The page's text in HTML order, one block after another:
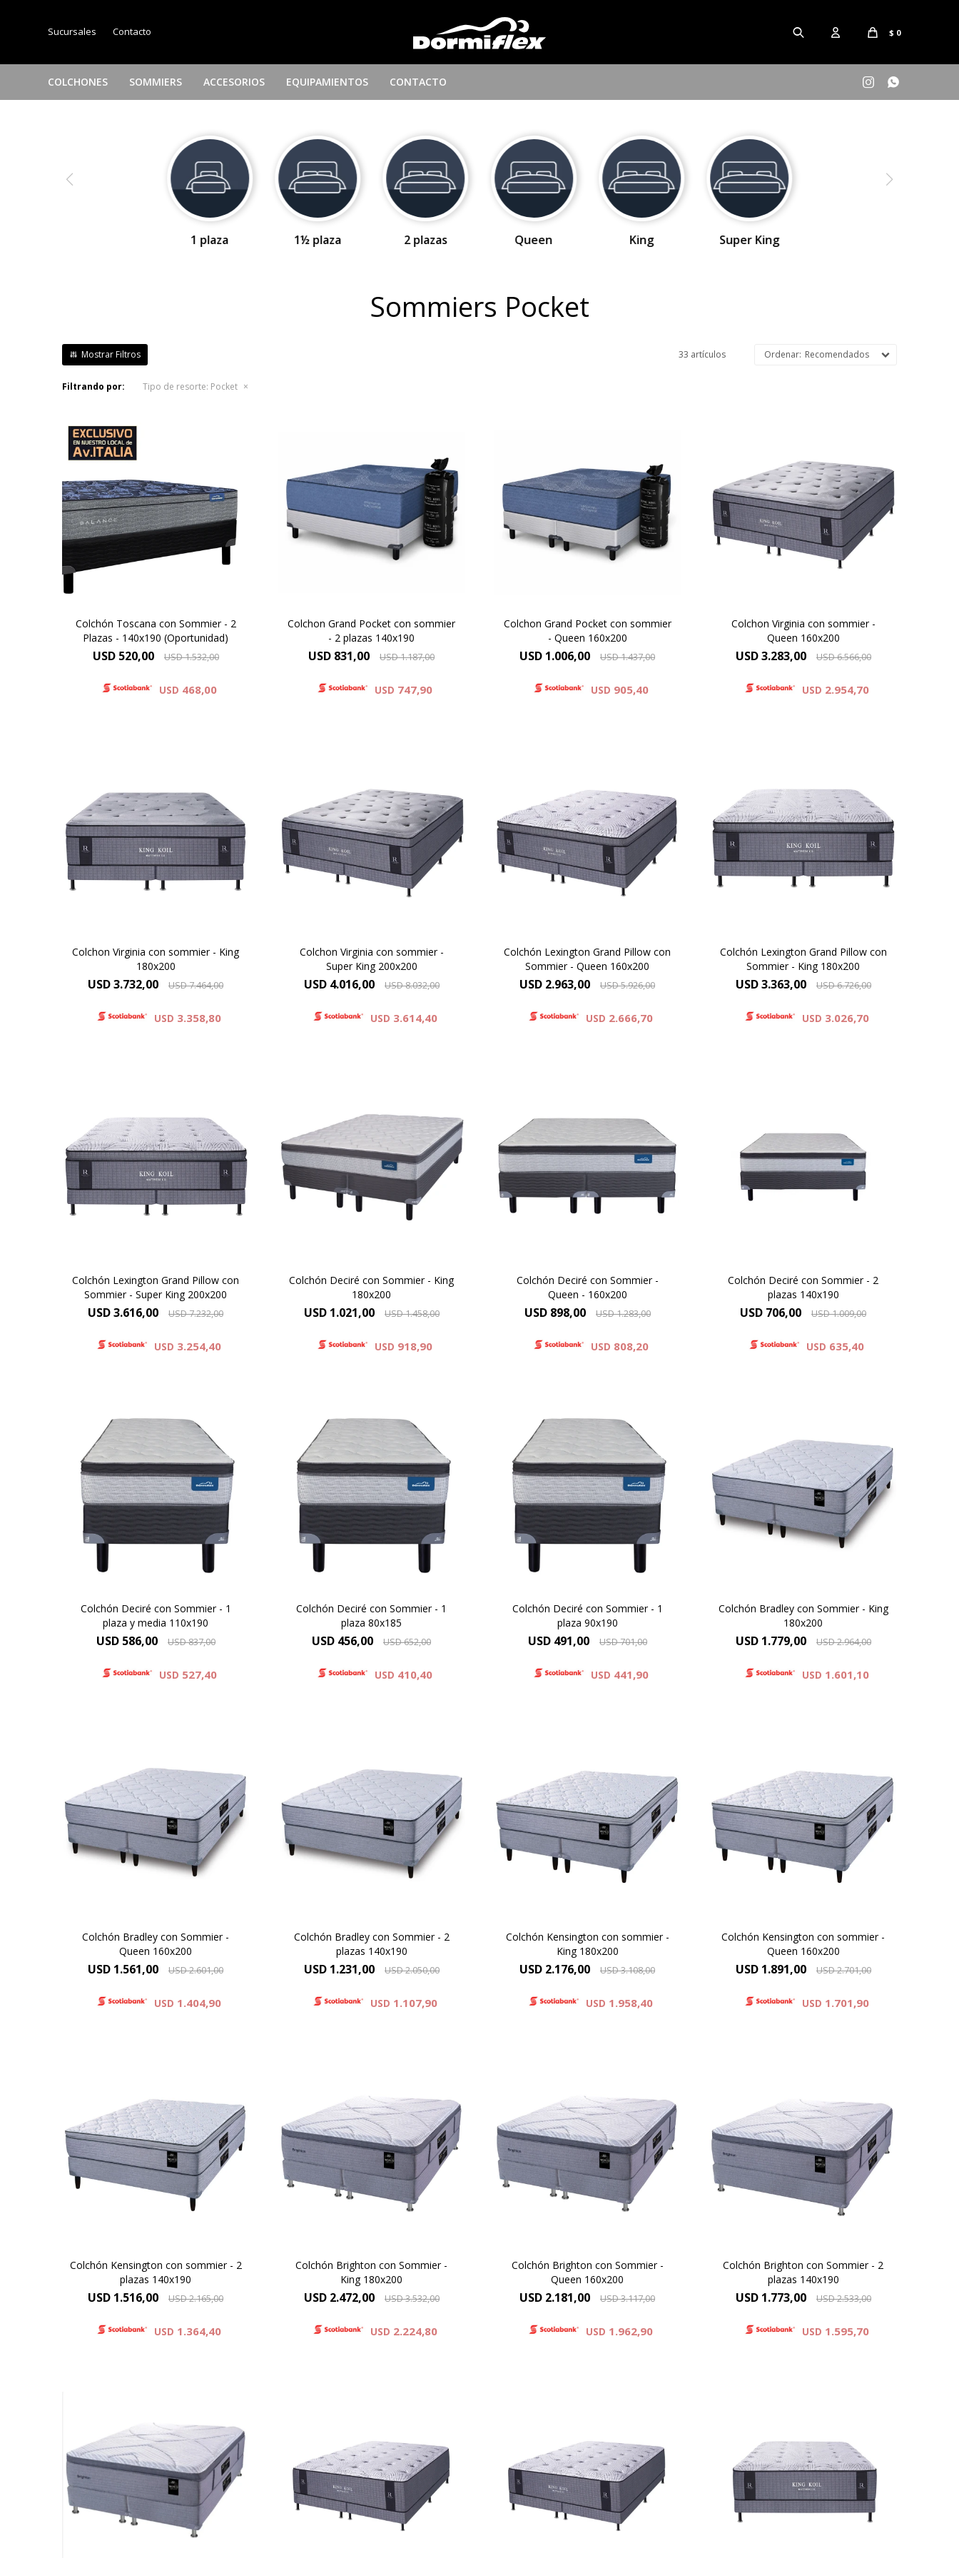
COLCHONES SOMMIERS ACCESORIOS EQUIPAMIENTOS CONTACTO
$ 0
 
Sucursales Contacto
1 plaza 1½ plaza 2 plazas Queen King Super King
Sommiers Pocket
33 artículos Recomendados
Filtrando por: Tipo de resorte: Pocket
Mayor firmeza y duración. Altura
de colchón 24 cm y 59cm la suma
del colchón y el sommier.
Europillow con capas extras de
relleno en la parte superior del
colchón y tejido Jackard que
aporta una suavidad adicional en
la superficie.
Colchón Toscana con Sommier - 2
Plazas - 140x190 (Oportunidad)
USD 520,00 USD1.532,00
USD 468,00
Un colchón de resortes Pocket
premium que llega compactado
en bolsa y entra donde otros no
entran.Lo movés sin esfuerzo. Lo
abrís. Se expande. Y aparece un
verdadero King Koil de 30 cm de
altura.
Colchon Grand Pocket con sommier
- 2 plazas 140x190
USD 831,00 USD1.187,00
USD 747,90
Un colchón de resortes Pocket
premium que llega compactado
en bolsa y entra donde otros no
entran.Lo movés sin esfuerzo. Lo
abrís. Se expande. Y aparece un
verdadero King Koil de 30 cm de
altura.
Colchon Grand Pocket con sommier
- Queen 160x200
USD 1.006,00 USD1.437,00
USD 905,40
de mayor altura y , redefine el
descanso. Su tejido de punto
proporciona una suavidad
inigualable, y su innovador pillow
top, conformado por espuma
viscoelástica , ofrece un
experiencia superior de confort.
40 cm de altura
Colchon Virginia con sommier -
Queen 160x200
USD3.283,00 USD6.566,00
USD 2.954,70
de mayor altura y , redefine el
descanso. Su tejido de punto
proporciona una suavidad
inigualable, y su innovador pillow
top, conformado por espuma
viscoelástica , ofrece un
experiencia superior de confort.
Colchon Virginia con sommier - King
180x200
USD3.732,00 USD7.464,00
USD 3.358,80
de mayor altura y , redefine el
descanso. Su tejido de punto
proporciona una suavidad
inigualable, y su innovador pillow
top, conformado por espuma
viscoelástica , ofrece un
experiencia superior de confort.
40 cm de altura
Colchon Virginia con sommier -
Super King 200x200
USD 4.016,00 USD8.032,00
USD 3.614,40
El colchón Lexington Grand
Pillow, redefine el descanso. Su
tejido de punto proporciona una
suavidad inigualable, y su
innovador pillow top, conformado
por espuma viscoelástica, ofrece
un experiencia superior de
confort. 37 cm de altura.
Colchón Lexington Grand Pillow con
Sommier - Queen 160x200
USD 2.963,00 USD5.926,00
USD 2.666,70
El colchón Lexington Grand
Pillow, redefine el descanso. Su
tejido de punto proporciona una
suavidad inigualable, y su
innovador pillow top, conformado
por espuma viscoelástica, ofrece
un experiencia superior de
confort. 37 cm de altura.
Colchón Lexington Grand Pillow con
Sommier - King 180x200
USD3.363,00 USD6.726,00
USD 3.026,70
El colchón Lexington Grand
Pillow, redefine el descanso. Su
tejido de punto proporciona una
suavidad inigualable, y su
innovador pillow top, conformado
por espuma viscoelástica, ofrece
un experiencia superior de
confort. 37 cm de altura.
Colchón Lexington Grand Pillow con
Sommier - Super King 200x200
USD3.616,00 USD7.232,00
USD 3.254,40
El Dormiflex Decire combina un
sistema de Resortes Pocket
independientes con espumas de
calidad premium para ofrecer un
descanso confortable, estable y
con un excelente nivel de
adaptación. Su diseño está
pensado para brindar un soporte
Colchón Deciré con Sommier - King
180x200
USD 1.021,00 USD1.458,00
USD 918,90
sistema de Resortes Pocket
independientes con espumas de
calidad premium para ofrecer un
descanso confortable, estable y
con un excelente nivel de
adaptación. Su diseño está
pensado para brindar un soporte
Colchón Deciré con Sommier -
Queen - 160x200
USD 898,00 USD1.283,00
USD 808,20
independientes con espumas de
calidad premium para ofrecer un
descanso confortable, estable y
con un excelente nivel de
adaptación. Su diseño está
Colchón Deciré con Sommier - 2
plazas 140x190
USD 706,00 USD1.009,00
USD 635,40
El Dormiflex Decire combina un
sistema de Resortes Pocket
independientes con espumas de
calidad premium para ofrecer un
descanso confortable, estable y
con un excelente nivel de
adaptación. Su diseño está
pensado para brindar un soporte
Colchón Deciré con Sommier - 1
plaza y media 110x190
USD 586,00 USD837,00
USD 527,40
El Dormiflex Decire combina un
sistema de Resortes Pocket
independientes con espumas de
calidad premium para ofrecer un
descanso confortable, estable y
con un excelente nivel de
adaptación. Su diseño está
pensado para brindar un soporte
Colchón Deciré con Sommier - 1
plaza 80x185
USD 456,00 USD652,00
USD 410,40
El Dormiflex Decire combina un
sistema de Resortes Pocket
independientes con espumas de
calidad premium para ofrecer un
descanso confortable, estable y
con un excelente nivel de
adaptación. Su diseño está
pensado para brindar un soporte
Colchón Deciré con Sommier - 1
plaza 90x190
USD 491,00 USD701,00
USD 441,90
Resortes individuales Pocket se
combinan con espumas de alta
densidad y una capa de espuma
sustentable Eco Zoned. Hard
Foam®. Comfort Grid.Altura de
colchón 25 cm y 62 cm la suma
del colchón y el sommier.
Colchón Bradley con Sommier - King
180x200
USD 1.779,00 USD2.964,00
USD 1.601,10
Resortes individuales Pocket se
combinan con espumas de alta
densidad y una capa de espuma
sustentable Eco Zoned. Hard
Foam®. Comfort Grid.Altura de
colchón 25 cm y 62 cm la suma
del colchón y el sommier.
Colchón Bradley con Sommier -
Queen 160x200
USD 1.561,00 USD2.601,00
USD 1.404,90
Resortes individuales Pocket se
combinan con espumas de alta
densidad y una capa de espuma
sustentable Eco Zoned. Hard
Foam®. Comfort Grid.Altura de
colchón 25 cm y 62 cm la suma
del colchón y el sommier.
Colchón Bradley con Sommier - 2
plazas 140x190
USD 1.231,00 USD2.050,00
USD 1.107,90
Resortes individuales Pocket se
combinan con la espuma
sustentable Eco Zoned. Comfort
Grid. Hard Foam®. Altura de
colchón 28 cm y 63 cm la suma
del colchón y el sommier.
Colchón Kensington con sommier -
King 180x200
USD 2.176,00 USD3.108,00
USD 1.958,40
Resortes individuales Pocket se
combinan con la espuma
sustentable Eco Zoned. Comfort
Grid. Hard Foam®. Altura de
colchón 28 cm y 63 cm la suma
del colchón y el sommier.
Colchón Kensington con sommier -
Queen 160x200
USD 1.891,00 USD2.701,00
USD 1.701,90
Resortes individuales Pocket se
combinan con la espuma
sustentable Eco Zoned. Comfort
Grid. Hard Foam®. Altura de
colchón 28 cm y 63 cm la suma
del colchón y el sommier.
Colchón Kensington con sommier - 2
plazas 140x190
USD 1.516,00 USD2.165,00
USD 1.364,40
Pillow top cubierto por tejido de
punto de alto gramaje, con capas
de espuma premium. Altura de
colchón 35 cm y 72 cm la suma
del colchón y el sommier.
Colchón Brighton con Sommier -
King 180x200
USD 2.472,00 USD3.532,00
USD 2.224,80
Pillow top cubierto por tejido de
punto de alto gramaje, con capas
de espuma premium. Altura de
colchón 35 cm y 72 cm la suma
del colchón y el sommier.
Colchón Brighton con Sommier -
Queen 160x200
USD 2.181,00 USD3.117,00
USD 1.962,90
Pillow top cubierto por tejido de
punto de alto gramaje, con capas
de espuma premium. Altura de
colchón 35 cm y 72 cm la suma
del colchón y el sommier.
Colchón Brighton con Sommier - 2
plazas 140x190
USD 1.773,00 USD2.533,00
USD 1.595,70
Pillow top cubierto por tejido de
punto de alto gramaje, con capas
de espuma premium. Altura de
colchón 35 cm y 72 cm la suma
del colchón y el sommier.
de punto totalmente
matelaseado con capas de
espumas viscoelásticas
Reaction® Technology
combinado con espumas soft.
Altura de colchón 37 cm y 74 cm
la suma del colchón y el sommier.
de punto totalmente
matelaseado con capas de
espumas viscoelásticas
Reaction® Technology
combinado con espumas soft.
Altura de colchón 37 cm y 74 cm
la suma del colchón y el sommier.
de punto totalmente
matelaseado con capas de
espumas viscoelásticas
Reaction® Technology
combinado con espumas soft.
Altura de colchón 37 cm y 74 cm